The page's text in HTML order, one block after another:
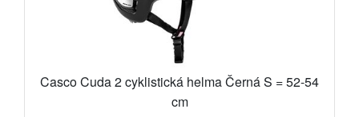
Casco Cuda 2 cyklistická helma Černá S = 52-54
cm